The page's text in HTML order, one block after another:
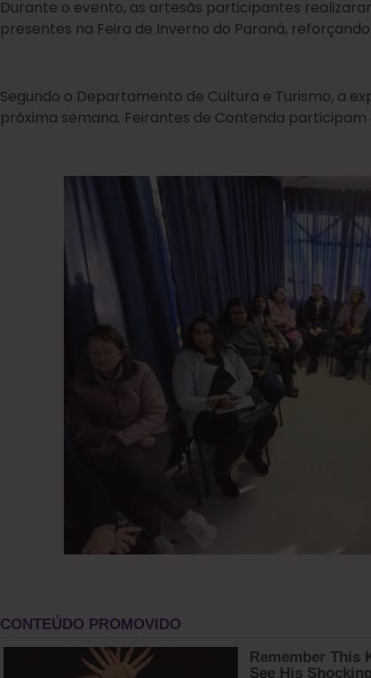
Durante o evento, as artesãs participantes
presentes na Feira de Inverno do Paraná,
Segundo o Departamento de Cultura e Turismo, a
próxima semana. Feirantes de Contenda